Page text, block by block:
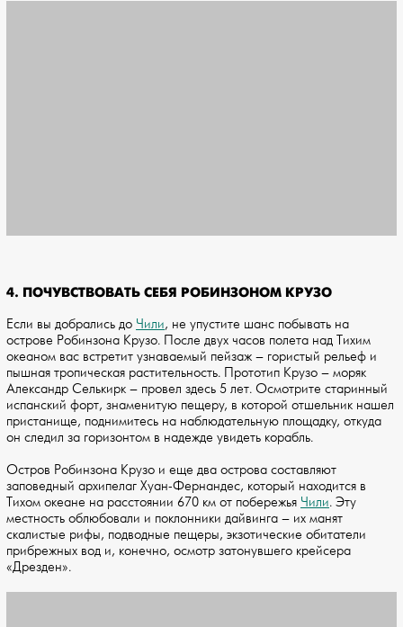
4. ПОЧУВСТВОВАТЬ СЕБЯ РОБИНЗОНОМ КРУЗО
Если вы добрались до Чили, не упустите шанс побывать на
острове Робинзона Крузо. После двух часов полета над Тихим
океаном вас встретит узнаваемый пейзаж – гористый рельеф и
пышная тропическая растительность. Прототип Крузо – моряк
Александр Селькирк – провел здесь 5 лет. Осмотрите старинный
испанский форт, знаменитую пещеру, в которой отшельник нашел
пристанище, поднимитесь на наблюдательную площадку, откуда
он следил за горизонтом в надежде увидеть корабль.
Остров Робинзона Крузо и еще два острова составляют
заповедный архипелаг Хуан-Фернандес, который находится в
Тихом океане на расстоянии 670 км от побережья Чили. Эту
местность облюбовали и поклонники дайвинга – их манят
скалистые рифы, подводные пещеры, экзотические обитатели
прибрежных вод и, конечно, осмотр затонувшего крейсера
«Дрезден».